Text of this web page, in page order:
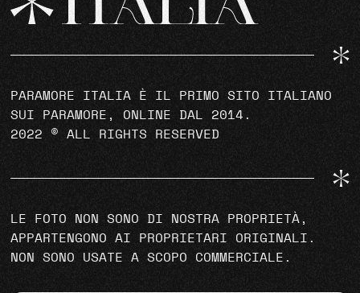
PARAMORE ITALIA È IL PRIMO SITO ITALIANO
SUI PARAMORE, ONLINE DAL 2014.
2022 © ALL RIGHTS RESERVED
LE FOTO NON SONO DI NOSTRA PROPRIETÀ,
APPARTENGONO AI PROPRIETARI ORIGINALI.
NON SONO USATE A SCOPO COMMERCIALE.